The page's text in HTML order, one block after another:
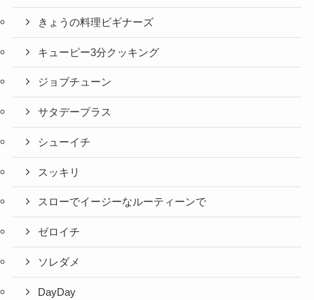
きょうの料理ビギナーズ
キューピー3分クッキング
ジョブチューン
サタデープラス
シューイチ
スッキリ
スローでイージーなルーティーンで
ゼロイチ
ソレダメ
DayDay